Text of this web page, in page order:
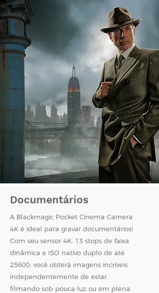
Documentários
A Blackmagic Pocket Cinema Camera
4K é ideal para gravar documentários!
Com seu sensor 4K, 13 stops de faixa
dinâmica e ISO nativo duplo de até
25600, você obterá imagens incríveis
independentemente de estar
filmando sob pouca luz ou em plena